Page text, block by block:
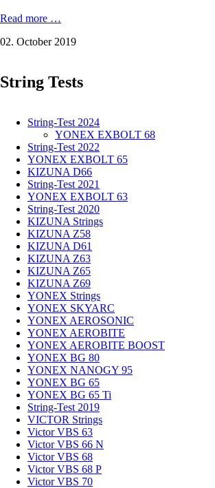
Read more …
RACKET
EXTENDED
THE
PLAYER
02. October 2019
String Tests
String-Test 2024
YONEX EXBOLT 68
String-Test 2022
YONEX EXBOLT 65
KIZUNA D66
String-Test 2021
YONEX EXBOLT 63
String-Test 2020
KIZUNA Strings
KIZUNA Z58
KIZUNA D61
KIZUNA Z63
KIZUNA Z65
KIZUNA Z69
YONEX Strings
YONEX SKYARC
YONEX AEROSONIC
YONEX AEROBITE
YONEX AEROBITE BOOST
YONEX BG 80
YONEX NANOGY 95
YONEX BG 65
YONEX BG 65 Ti
String-Test 2019
VICTOR Strings
Victor VBS 63
Victor VBS 66 N
Victor VBS 68
Victor VBS 68 P
Victor VBS 70